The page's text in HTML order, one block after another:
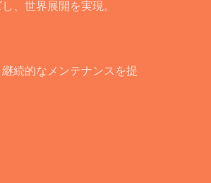
、世界展開を実現。
続的なメンテナンスを提